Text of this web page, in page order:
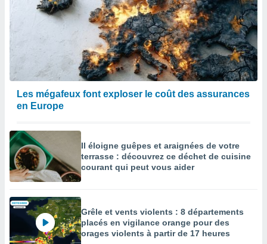
Les mégafeux font exploser le coût des assurances
en Europe
Il éloigne guêpes et araignées de votre
terrasse : découvrez ce déchet de cuisine
courant qui peut vous aider
Grêle et vents violents : 8 départements
placés en vigilance orange pour des
orages violents à partir de 17 heures